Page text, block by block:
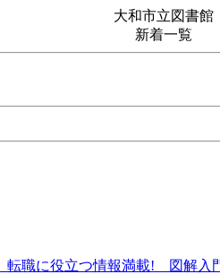
大和市立図書館
新着一覧
職に役立つ情報満載! 図解入